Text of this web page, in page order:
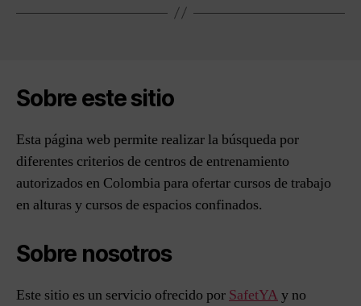
Sobre este sitio
Esta página web permite realizar la búsqueda por
diferentes criterios de centros de entrenamiento
autorizados en Colombia para ofertar cursos de trabajo
en alturas y cursos de espacios confinados.
Sobre nosotros
Este sitio es un servicio ofrecido por SafetYAy no